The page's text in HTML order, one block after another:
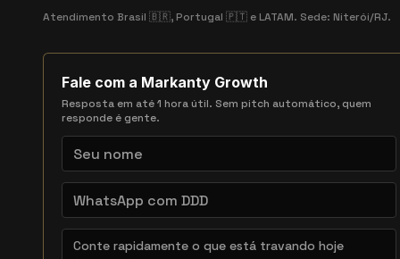
Atendimento Brasil 🇧🇷, Portugal 🇵🇹 e LATAM. Sede: Niterói/RJ.
Fale com a Markanty Growth
Resposta em até 1 hora útil. Sem pitch automático, quem
responde é gente.